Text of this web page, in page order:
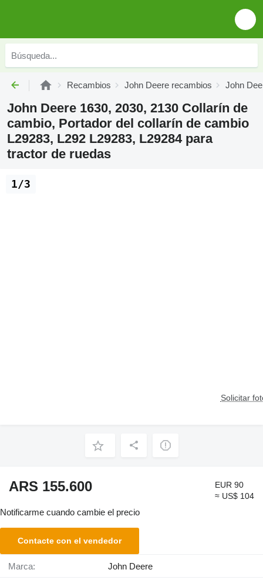
Recambios John Deere recambios John
John Deere 1630, 2030, 2130 Collarín de
cambio, Portador del collarín de cambio
L29283, L292 L29283, L29284 para
tractor de ruedas
Solicitar
1/3
ARS 155.600
EUR 90
≈ US$ 104
Notificarme cuando cambie el precio
Contacte con el vendedor
Marca: John Deere